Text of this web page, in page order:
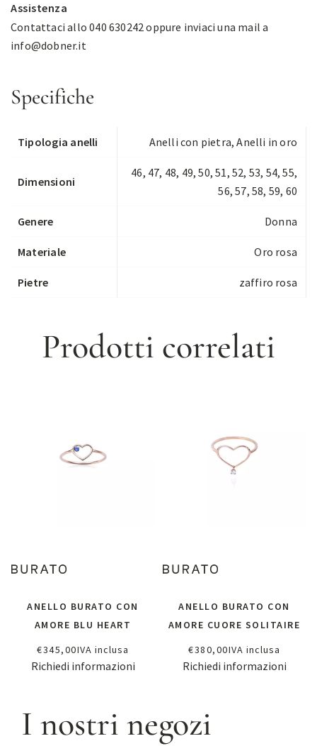
Assistenza
Contattaci allo 040 630242 oppure inviaci una mail a
info@dobner.it
Specifiche
Tipologia anelli Anelli con pietra,Anelli in oro
Dimensioni
46, 47, 48, 49, 50, 51, 52, 53, 54, 55,
56, 57, 58, 59, 60
Genere Donna
Materiale Oro rosa
Pietre zaffiro rosa
Prodotti correlati
ANELLO BURATO CON
AMORE BLU HEART
€345,00IVA inclusa
Richiedi informazioni
ANELLO BURATO CON
AMORE CUORE SOLITAIRE
€380,00IVA inclusa
Richiedi informazioni
I nostri negozi